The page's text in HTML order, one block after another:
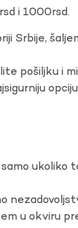
i 1000rsd.
Srbije,
pošiljku i
ukoliko
u okviru